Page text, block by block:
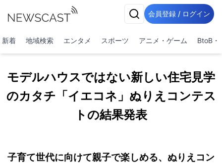
会員登録 / ログイン
新着 地域検索 エンタメ スポーツ アニメ・ゲーム BtoB・
モデルハウスではない新しい住宅見学
のカタチ「イエコネ」ぬりえコンテス
トの結果発表
子育て世代に向けて親子で楽しめる、ぬりえコン